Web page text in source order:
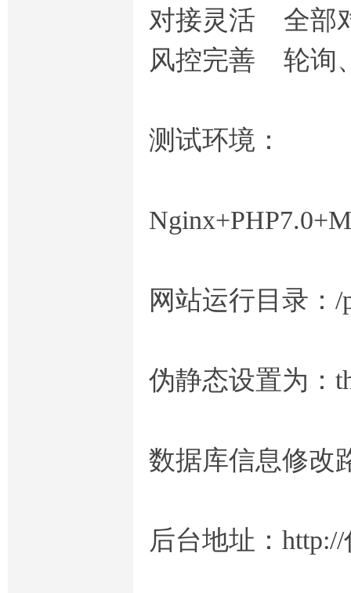
对接灵活 全部
风控完善 轮询
测试环境：
网站运行目录：/
伪静态设置为：
数据库信息修改
后台地址：